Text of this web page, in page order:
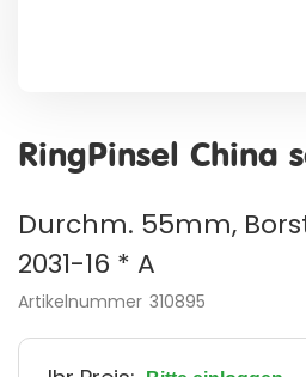
der
Bildergalerie
RingPinsel China
Durchm. 55mm,
2031-16 * A
Artikelnummer 310895